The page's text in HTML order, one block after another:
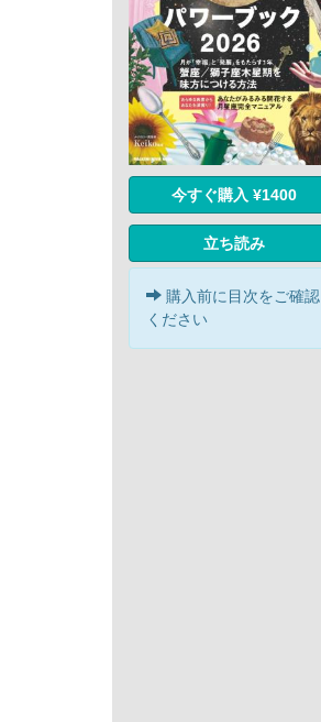
今すぐ購入 ¥1400
立ち読み
購入前に目次をご確認
ください